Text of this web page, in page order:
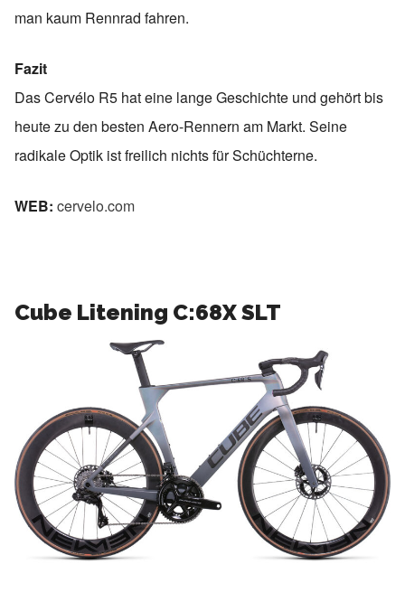
man kaum Rennrad fahren.
Fazit
Das Cervélo R5 hat eine lange Geschichte und gehört bis
heute zu den besten Aero-Rennern am Markt. Seine
radikale Optik ist freilich nichts für Schüchterne.
WEB: cervelo.com
Cube Litening C:68X SLT